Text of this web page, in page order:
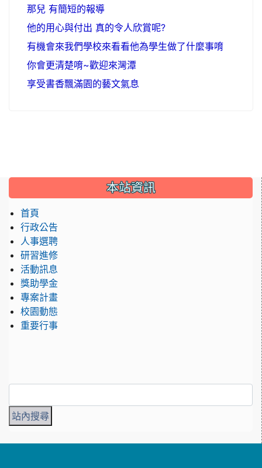
那兒 有簡短的報導
他的用心與付出 真的令人欣賞呢?
有機會來我們學校來看看他為學生做了什麼事唷
你會更清楚唷~歡迎來灣潭
享受書香飄滿園的藝文氣息
::: 本站資訊
首頁
行政公告
人事選聘
研習進修
活動訊息
獎助學金
專案計畫
校園動態
重要行事